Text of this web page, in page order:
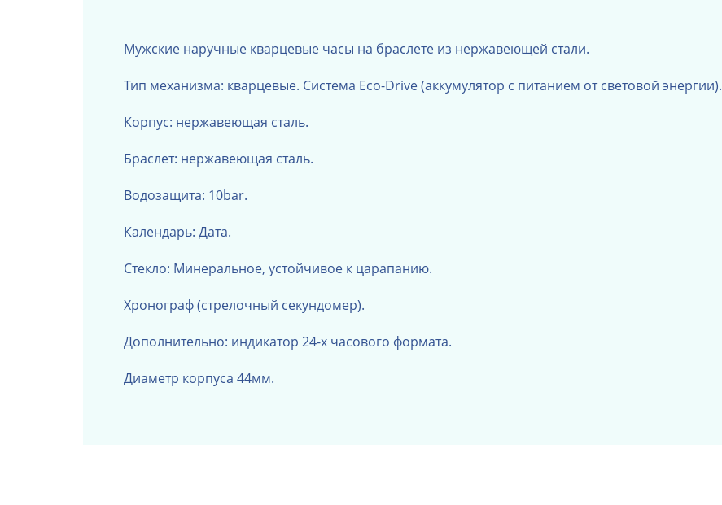
Мужские наручные кварцевые часы на браслете из нержавеющей стали.
Тип механизма: кварцевые. Система Eco-Drive (аккумулятор с питанием от световой энергии).
Корпус: нержавеющая сталь.
Браслет: нержавеющая сталь.
Водозащита: 10bar.
Календарь: Дата.
Стекло: Минеральное, устойчивое к царапанию.
Хронограф (стрелочный секундомер).
Дополнительно: индикатор 24-х часового формата.
Диаметр корпуса 44мм.